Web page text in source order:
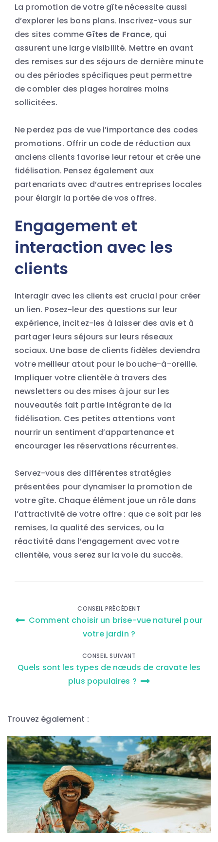
La promotion de votre gîte nécessite aussi
d’explorer les bons plans. Inscrivez-vous sur
des sites comme Gîtes de France, qui
assurent une large visibilité. Mettre en avant
des remises sur des séjours de dernière minute
ou des périodes spécifiques peut permettre
de combler des plages horaires moins
sollicitées.
Ne perdez pas de vue l’importance des codes
promotions. Offrir un code de réduction aux
anciens clients favorise leur retour et crée une
fidélisation. Pensez également aux
partenariats avec d’autres entreprises locales
pour élargir la portée de vos offres.
Engagement et
interaction avec les
clients
Interagir avec les clients est crucial pour créer
un lien. Posez-leur des questions sur leur
expérience, incitez-les à laisser des avis et à
partager leurs séjours sur leurs réseaux
sociaux. Une base de clients fidèles deviendra
votre meilleur atout pour le bouche-à-oreille.
Impliquer votre clientèle à travers des
newsletters ou des mises à jour sur les
nouveautés fait partie intégrante de la
fidélisation. Ces petites attentions vont
nourrir un sentiment d’appartenance et
encourager les réservations récurrentes.
Servez-vous des différentes stratégies
présentées pour dynamiser la promotion de
votre gîte. Chaque élément joue un rôle dans
l’attractivité de votre offre : que ce soit par les
remises, la qualité des services, ou la
réactivité dans l’engagement avec votre
clientèle, vous serez sur la voie du succès.
NavigationCONSEIL PRÉCÉDENT
Comment choisir un brise-vue naturel pour
votre jardin ?
CONSEIL SUIVANT
Quels sont les types de nœuds de cravate les
plus populaires ?
Trouvez également :